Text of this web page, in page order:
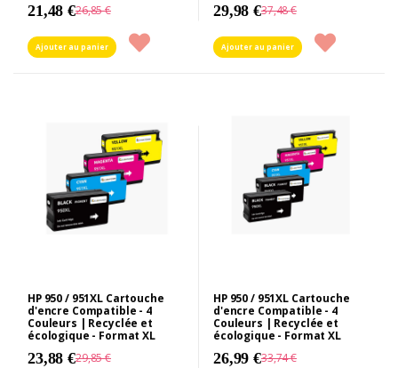
21,48 €26,85 €
Ajouter au panier
29,98 €37,48 €
Ajouter au panier
HP 950 / 951XL Cartouche
d'encre Compatible - 4
Couleurs | Recyclée et
écologique - Format XL
23,88 €29,85 €
HP 950 / 951XL Cartouche
d'encre Compatible - 4
Couleurs | Recyclée et
écologique - Format XL
26,99 €33,74 €